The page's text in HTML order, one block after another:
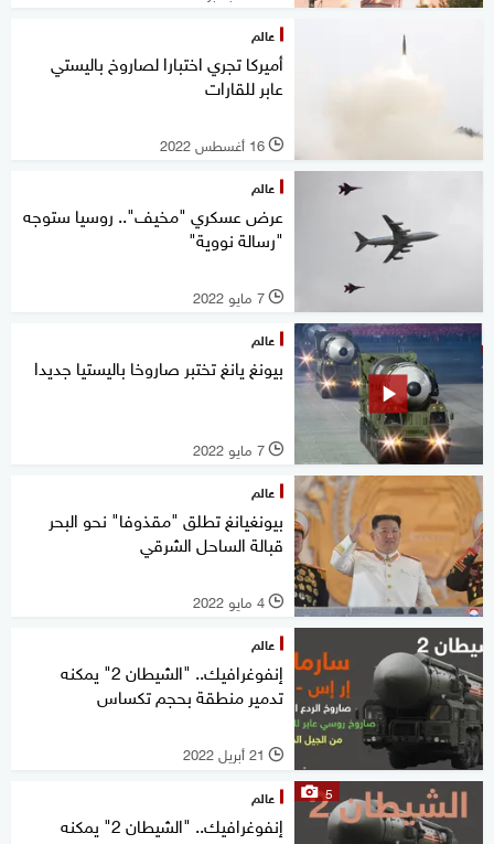
عالم
أميركا تجري اختبارا لصاروخ باليستي
عابر للقارات
l 16 أغسطس 2022
عالم
عرض عسكري "مخيف".. روسيا ستوجه
"رسالة نووية"
l 7 مايو 2022
عالم
بيونغ يانغ تختبر صاروخا باليستيا جديدا
l 7 مايو 2022
عالم
بيونغيانغ تطلق "مقذوفا" نحو البحر
قبالة الساحل الشرقي
l 4 مايو 2022
عالم
إنفوغرافيك.. "الشيطان 2" يمكنه
تدمير منطقة بحجم تكساس
l 21 أبريل 2022
5 عالم
إنفوغرافيك.. "الشيطان 2" يمكنه